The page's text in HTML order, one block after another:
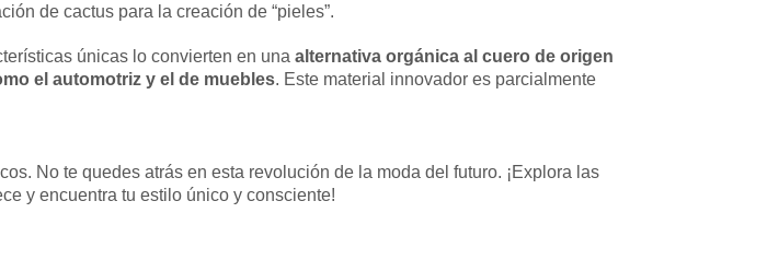
de cactus para la creación de “pieles”.
únicas lo convierten en una alternativa orgánica al cuero de origen
el automotriz y el de muebles. Este material innovador es parcialmente
No te quedes atrás en esta revolución de la moda del futuro. ¡Explora las
y encuentra tu estilo único y consciente!